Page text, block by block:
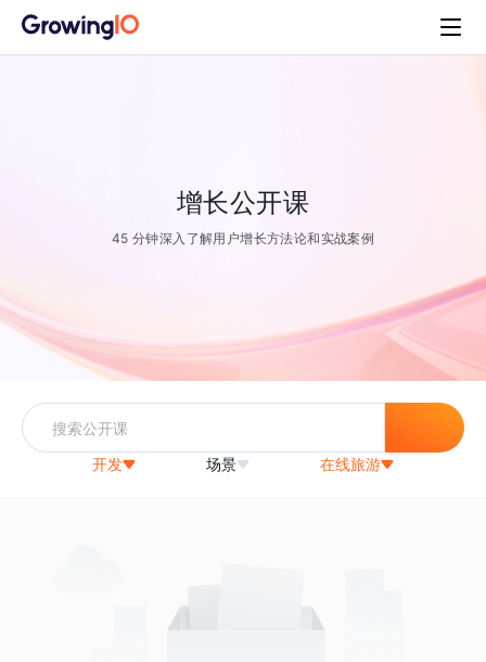
增长公开课
45 分钟深入了解用户增长方法论和实战案例
开发 场景 在线旅游